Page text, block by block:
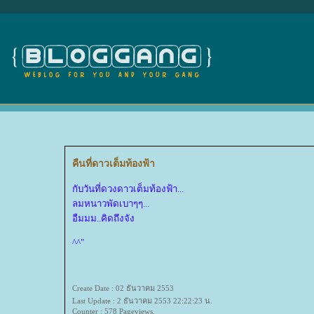
คืนที่ดาวเต็มท้องฟ้า
กับวันที่ดวงดาวเต็มท้องฟ้า...
ลมหนาวพัดเบาๆๆ...
อืมมม..คิดถึงจัง
^^"
Create Date : 02 ธันวาคม 2553
Last Update : 2 ธันวาคม 2553 22:22:23 น.
Counter : 578 Pageviews.